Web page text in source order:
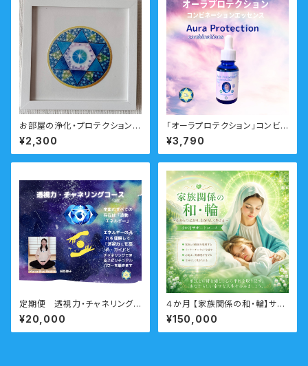
お部屋の浄化・プロテクション
「マリアヒーリングアート」【愛・L
ight】
¥2,300
「オーラプロテクション」コンビ
ネーション ーオーラのプロテ
クション・お部屋の浄化ー瞑想
音声ガイド付き マリアウォータ
¥3,790
定期便 透視力・チャネリングコ
ース
¥20,000
４か月 【家族関係の和・輪】サポ
ートコース （親子・夫婦・親族家
族問題・インナーチャイルド）
¥150,000